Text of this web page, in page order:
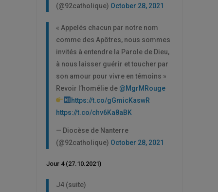
(@92catholique) October 28, 2021
« Appelés chacun par notre nom
comme des Apôtres, nous sommes
invités à entendre la Parole de Dieu,
à nous laisser guérir et toucher par
son amour pour vivre en témoins »
Revoir l’homélie de @MgrMRouge
https://t.co/gGmicKaswR
https://t.co/chv6Ka8aBK
— Diocèse de Nanterre
(@92catholique) October 28, 2021
Jour 4 (27.10.2021)
J4 (suite)